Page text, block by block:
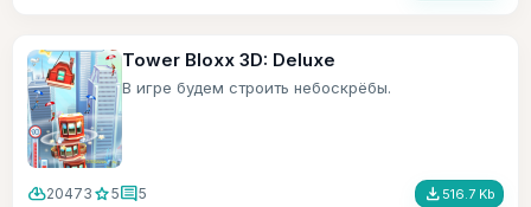
Tower Bloxx 3D: Deluxe
В игре будем строить небоскрёбы.
cloud_download20473 star5comment5 file_download 516.7 Kb